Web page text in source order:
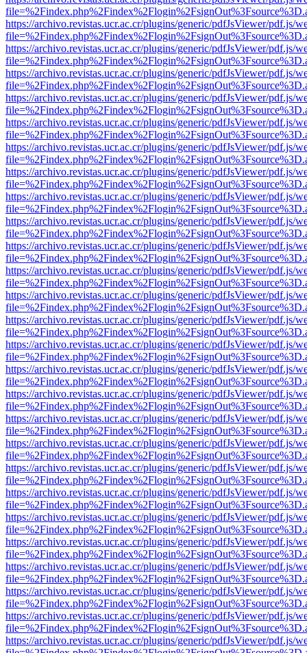
https://archivo.revistas.ucr.ac.cr/plugins/generic/pdfJsViewer/pdf.js/
https://archivo.revistas.ucr.ac.cr/plugins/generic/pdfJsViewer/pdf.js/
https://archivo.revistas.ucr.ac.cr/plugins/generic/pdfJsViewer/pdf.js/
https://archivo.revistas.ucr.ac.cr/plugins/generic/pdfJsViewer/pdf.js/
https://archivo.revistas.ucr.ac.cr/plugins/generic/pdfJsViewer/pdf.js/
https://archivo.revistas.ucr.ac.cr/plugins/generic/pdfJsViewer/pdf.js/
https://archivo.revistas.ucr.ac.cr/plugins/generic/pdfJsViewer/pdf.js/
https://archivo.revistas.ucr.ac.cr/plugins/generic/pdfJsViewer/pdf.js/
https://archivo.revistas.ucr.ac.cr/plugins/generic/pdfJsViewer/pdf.js/
https://archivo.revistas.ucr.ac.cr/plugins/generic/pdfJsViewer/pdf.js/
https://archivo.revistas.ucr.ac.cr/plugins/generic/pdfJsViewer/pdf.js/
https://archivo.revistas.ucr.ac.cr/plugins/generic/pdfJsViewer/pdf.js/
https://archivo.revistas.ucr.ac.cr/plugins/generic/pdfJsViewer/pdf.js/
https://archivo.revistas.ucr.ac.cr/plugins/generic/pdfJsViewer/pdf.js/
https://archivo.revistas.ucr.ac.cr/plugins/generic/pdfJsViewer/pdf.js/
https://archivo.revistas.ucr.ac.cr/plugins/generic/pdfJsViewer/pdf.js/
https://archivo.revistas.ucr.ac.cr/plugins/generic/pdfJsViewer/pdf.js/
https://archivo.revistas.ucr.ac.cr/plugins/generic/pdfJsViewer/pdf.js/
https://archivo.revistas.ucr.ac.cr/plugins/generic/pdfJsViewer/pdf.js/
https://archivo.revistas.ucr.ac.cr/plugins/generic/pdfJsViewer/pdf.js/
https://archivo.revistas.ucr.ac.cr/plugins/generic/pdfJsViewer/pdf.js/
https://archivo.revistas.ucr.ac.cr/plugins/generic/pdfJsViewer/pdf.js/
https://archivo.revistas.ucr.ac.cr/plugins/generic/pdfJsViewer/pdf.js/
https://archivo.revistas.ucr.ac.cr/plugins/generic/pdfJsViewer/pdf.js/
https://archivo.revistas.ucr.ac.cr/plugins/generic/pdfJsViewer/pdf.js/
https://archivo.revistas.ucr.ac.cr/plugins/generic/pdfJsViewer/pdf.js/